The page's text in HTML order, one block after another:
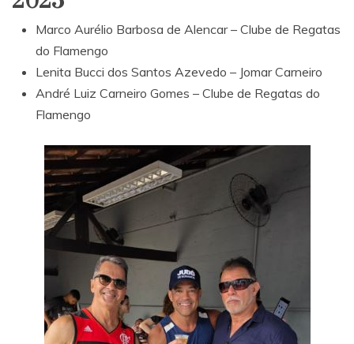
Marco Aurélio Barbosa de Alencar – Clube de Regatas
do Flamengo
Lenita Bucci dos Santos Azevedo – Jomar Carneiro
André Luiz Carneiro Gomes – Clube de Regatas do
Flamengo